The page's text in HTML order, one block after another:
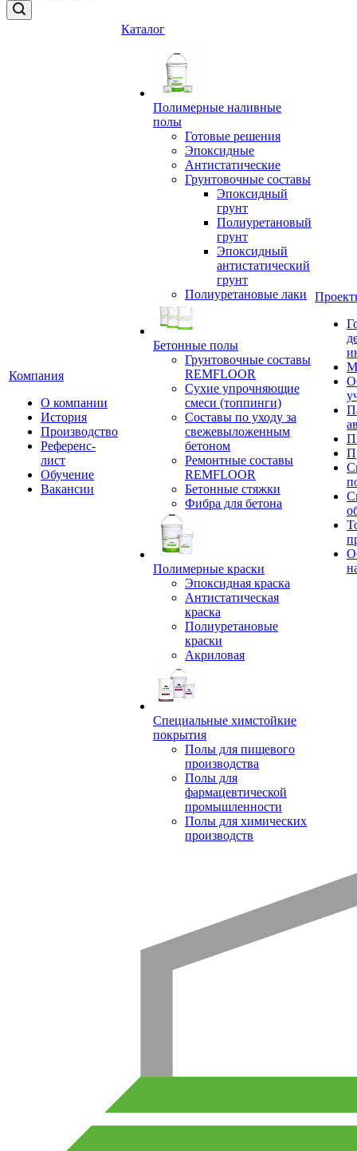
Компания
О компании
История
Производство
Референс-
лист
Обучение
Вакансии
Каталог
Полимерные наливные
полы
Готовые решения
Эпоксидные
Антистатические
Грунтовочные составы
Эпоксидный
грунт
Полиуретановый
грунт
Эпоксидный
антистатический
грунт
Полиуретановые лаки
Бетонные полы
Грунтовочные составы
REMFLOOR
Сухие упрочняющие
смеси (топпинги)
Составы по уходу за
свежевыложенным
бетоном
Ремонтные составы
REMFLOOR
Бетонные стяжки
Фибра для бетона
Полимерные краски
Эпоксидная краска
Антистатическая
краска
Полиуретановые
краски
Акриловая
Специальные химстойкие
покрытия
Полы для пищевого
производства
Полы для
фармацевтической
промышленности
Полы для химических
производств